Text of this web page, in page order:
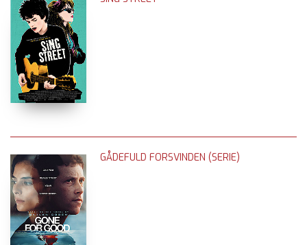
GÅDEFULD FORSVINDEN (SERIE)